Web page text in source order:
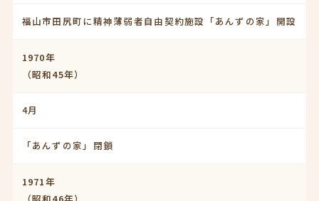
福山市田尻町に精神薄弱者自由契約施設「あんずの家」開設
1970年
（昭和45年）
4月
「あんずの家」閉鎖
1971年